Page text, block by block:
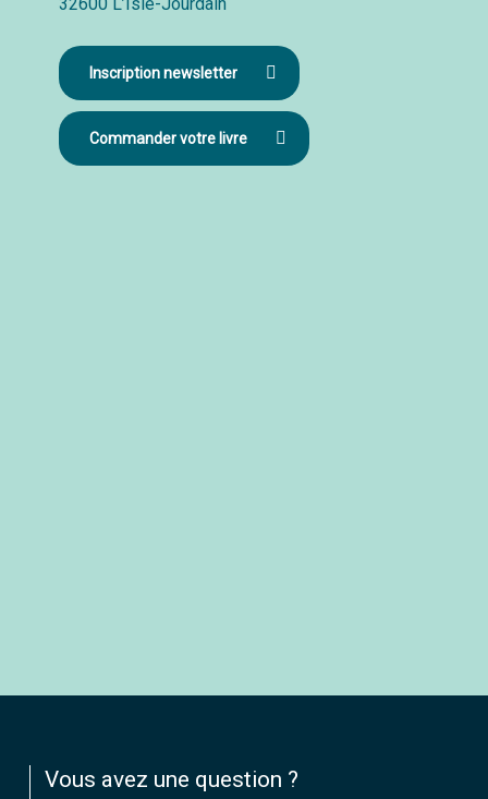
32600 L’Isle-Jourdain
Inscription newsletter
Commander votre livre
Vous avez une question ?